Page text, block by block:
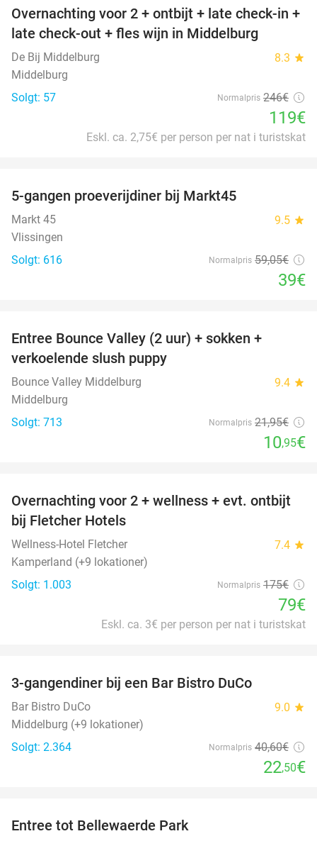
52%
Overnachting voor 2 + ontbijt + late check-in +
late check-out + fles wijn in Middelburg
De Bij Middelburg 8.3 star
Middelburg
Solgt: 57
Normalpris 246€
119€
Eskl. ca. 2,75€ per person per nat i turistskat
5-gangen proeverijdiner bij Markt45
Markt 45 9.5 star
Vlissingen
Solgt: 616
Normalpris 59,05€
39€
Entree Bounce Valley (2 uur) + sokken +
verkoelende slush puppy
Bounce Valley Middelburg 9.4 star
Middelburg
Solgt: 713
Normalpris 21,95€
10,95€
55%
Overnachting voor 2 + wellness + evt. ontbijt
bij Fletcher Hotels
Wellness-Hotel Fletcher 7.4 star
Kamperland (+9 lokationer)
Solgt: 1.003
Normalpris 175€
79€
Eskl. ca. 3€ per person per nat i turistskat
3-gangendiner bij een Bar Bistro DuCo
Bar Bistro DuCo 9.0 star
Middelburg (+9 lokationer)
Solgt: 2.364
Normalpris 40,60€
22,50€
Entree tot Bellewaerde Park